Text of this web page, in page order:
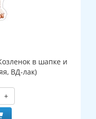
в шапке и
ВД-лак)
+